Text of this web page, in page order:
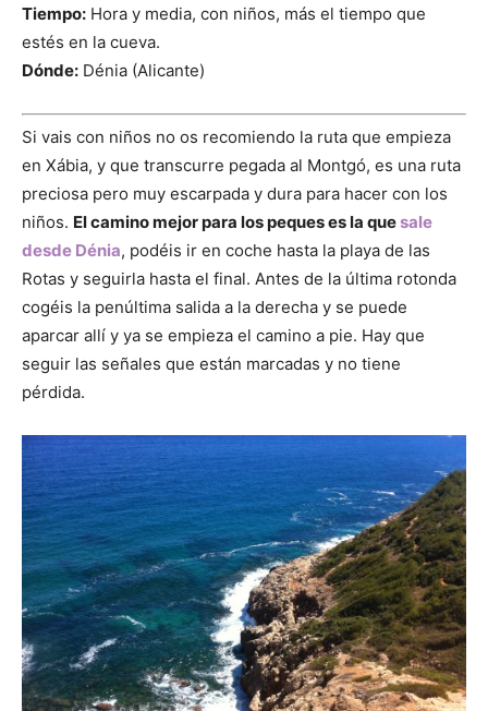
Tiempo: Hora y media, con niños, más el tiempo que
estés en la cueva.
Dónde: Dénia (Alicante)
Si vais con niños no os recomiendo la ruta que empieza
en Xábia, y que transcurre pegada al Montgó, es una ruta
preciosa pero muy escarpada y dura para hacer con los
niños. El camino mejor para los peques es la quesale
desde Dénia, podéis ir en coche hasta la playa de las
Rotas y seguirla hasta el final. Antes de la última rotonda
cogéis la penúltima salida a la derecha y se puede
aparcar allí y ya se empieza el camino a pie. Hay que
seguir las señales que están marcadas y no tiene
pérdida.